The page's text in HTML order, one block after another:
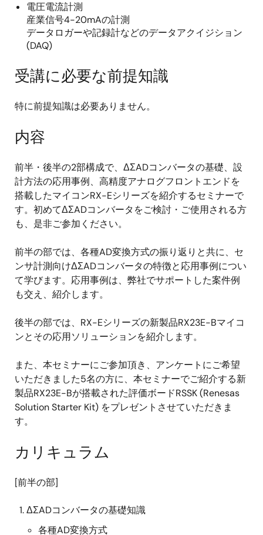
電圧電流計測
産業信号4-20mAの計測
データロガーや記録計などのデータアクイジション
(DAQ)
受講に必要な前提知識
特に前提知識は必要ありません。
内容
前半・後半の2部構成で、ΔΣADコンバータの基礎、設
計方法の応用事例、高精度アナログフロントエンドを
搭載したマイコンRX-Eシリーズを紹介するセミナーで
す。初めてΔΣADコンバータをご検討・ご使用される方
も、是非ご参加ください。
前半の部では、各種AD変換方式の振り返りと共に、セ
ンサ計測向けΔΣADコンバータの特徴と応用事例につい
て学びます。応用事例は、弊社でサポートした案件例
も交え、紹介します。
後半の部では、RX-Eシリーズの新製品RX23E-Bマイコ
ンとその応用ソリューションを紹介します。
また、本セミナーにご参加頂き、アンケートにご希望
いただきました5名の方に、本セミナーでご紹介する新
製品RX23E-Bが搭載された評価ボードRSSK (Renesas
Solution Starter Kit) をプレゼントさせていただきま
す。
カリキュラム
[前半の部]
ΔΣADコンバータの基礎知識
各種AD変換方式